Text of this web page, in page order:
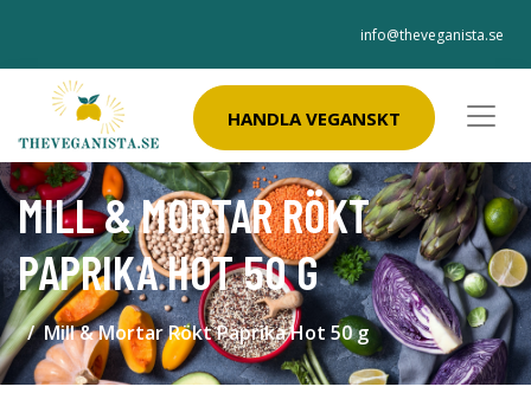
info@theveganista.se
HANDLA VEGANSKT
MILL & MORTAR RÖKT
PAPRIKA HOT 50 G
Mill & Mortar Rökt Paprika Hot 50 g